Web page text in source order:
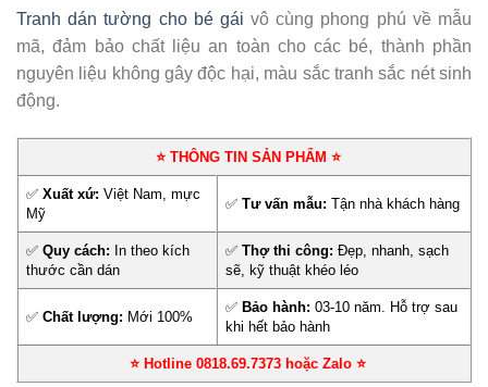
Tranh dán tường cho bé gái vô cùng phong phú về mẫu
mã, đảm bảo chất liệu an toàn cho các bé, thành phần
nguyên liệu không gây độc hại, màu sắc tranh sắc nét sinh
động.
⭐ THÔNG TIN SẢN PHẨM ⭐
✅Xuất xứ: Việt Nam, mực
Mỹ
✅Tư vấn mẫu: Tận nhà khách hàng
✅Quy cách: In theo kích
thước cần dán
✅Thợ thi công: Đẹp, nhanh, sạch
sẽ, kỹ thuật khéo léo
✅Chất lượng: Mới 100%
✅ Bảo hành: 03-10 năm. Hỗ trợ sau
khi hết bảo hành
⭐ Hotline 0818.69.7373 hoặc Zalo ⭐